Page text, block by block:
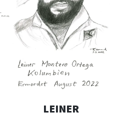
LEINER